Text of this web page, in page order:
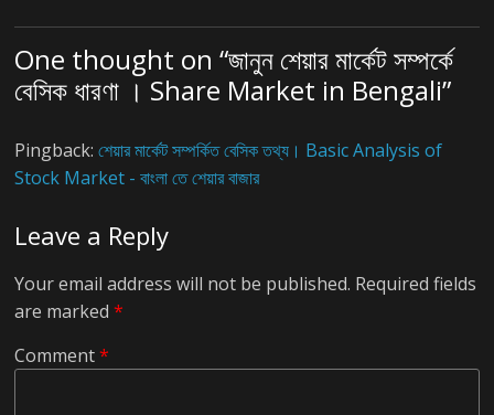
One thought on “জানুন শেয়ার মার্কেট সম্পর্কে
বেসিক ধারণা । Share Market in Bengali”
Pingback:শেয়ার মার্কেট সম্পর্কিত বেসিক তথ্য। Basic Analysis of
Stock Market - বাংলা তে শেয়ার বাজার
Leave a Reply
Your email address will not be published. Required fields
are marked*
Comment*